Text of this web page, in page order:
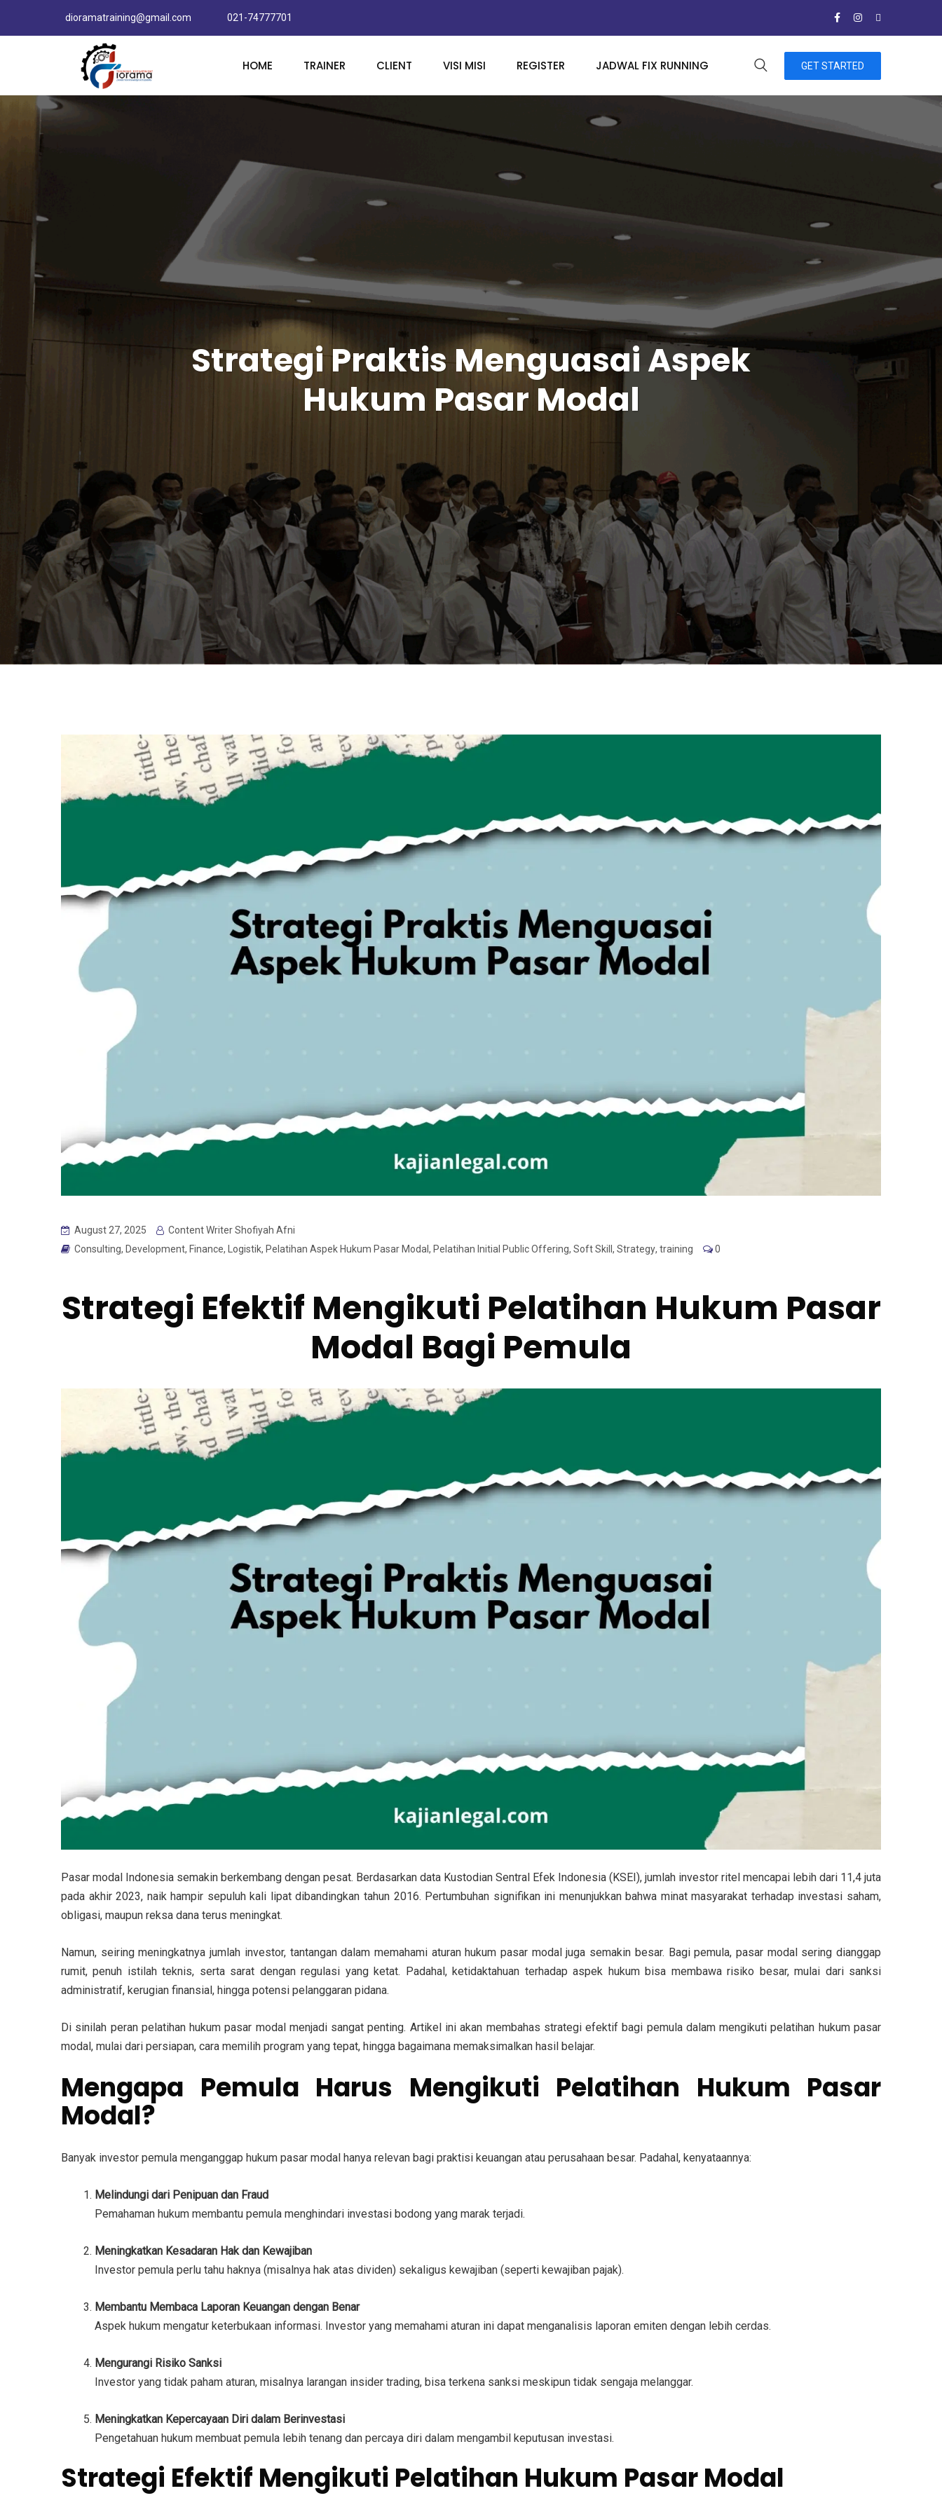
dioramatraining@gmail.com 021-74777701
HOME TRAINER CLIENT VISI MISI REGISTER JADWAL FIX RUNNING GET STARTED
Strategi Praktis Menguasai Aspek
Hukum Pasar Modal
August 27, 2025
Content Writer Shofiyah Afni
Consulting, Development, Finance, Logistik, Pelatihan Aspek Hukum Pasar Modal, Pelatihan Initial Public Offering, Soft Skill , Strategy, training 0
Strategi Efektif Mengikuti Pelatihan Hukum Pasar
Modal Bagi Pemula
Pasar modal Indonesia semakin berkembang dengan pesat. Berdasarkan data Kustodian Sentral Efek Indonesia (KSEI), jumlah investor ritel mencapai lebih dari 11,4 juta
pada akhir 2023, naik hampir sepuluh kali lipat dibandingkan tahun 2016. Pertumbuhan signifikan ini menunjukkan bahwa minat masyarakat terhadap investasi saham,
obligasi, maupun reksa dana terus meningkat.
Namun, seiring meningkatnya jumlah investor, tantangan dalam memahami aturan hukum pasar modal juga semakin besar. Bagi pemula, pasar modal sering dianggap
rumit, penuh istilah teknis, serta sarat dengan regulasi yang ketat. Padahal, ketidaktahuan terhadap aspek hukum bisa membawa risiko besar, mulai dari sanksi
administratif, kerugian finansial, hingga potensi pelanggaran pidana.
Di sinilah peran pelatihan hukum pasar modal menjadi sangat penting. Artikel ini akan membahas strategi efektif bagi pemula dalam mengikuti pelatihan hukum pasar
modal, mulai dari persiapan, cara memilih program yang tepat, hingga bagaimana memaksimalkan hasil belajar.
Mengapa Pemula Harus Mengikuti Pelatihan Hukum Pasar
Modal?
Banyak investor pemula menganggap hukum pasar modal hanya relevan bagi praktisi keuangan atau perusahaan besar. Padahal, kenyataannya:
Melindungi dari Penipuan dan Fraud
Pemahaman hukum membantu pemula menghindari investasi bodong yang marak terjadi.
Meningkatkan Kesadaran Hak dan Kewajiban
Investor pemula perlu tahu haknya (misalnya hak atas dividen) sekaligus kewajiban (seperti kewajiban pajak).
Membantu Membaca Laporan Keuangan dengan Benar
Aspek hukum mengatur keterbukaan informasi. Investor yang memahami aturan ini dapat menganalisis laporan emiten dengan lebih cerdas.
Mengurangi Risiko Sanksi
Investor yang tidak paham aturan, misalnya larangan insider trading, bisa terkena sanksi meskipun tidak sengaja melanggar.
Meningkatkan Kepercayaan Diri dalam Berinvestasi
Pengetahuan hukum membuat pemula lebih tenang dan percaya diri dalam mengambil keputusan investasi.
Strategi Efektif Mengikuti Pelatihan Hukum Pasar Modal